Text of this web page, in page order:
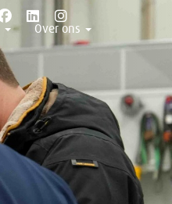
Over ons